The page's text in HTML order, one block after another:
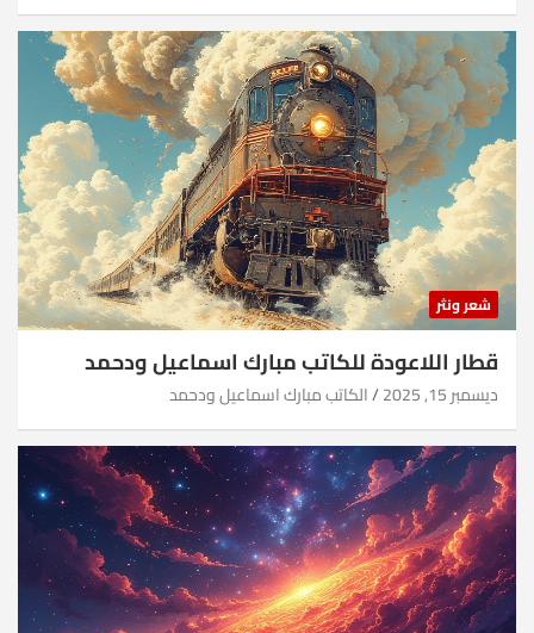
شعر ونثر
قطار اللاعودة للكاتب مبارك اسماعيل ودحمد
ديسمبر 15, 2025 الكاتب مبارك اسماعيل ودحمد